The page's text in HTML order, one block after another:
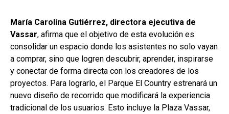
María Carolina Gutiérrez, directora ejecutiva de
Vassar, afirma que el objetivo de esta evolución es
consolidar un espacio donde los asistentes no solo vayan
a comprar, sino que logren descubrir, aprender, inspirarse
y conectar de forma directa con los creadores de los
proyectos. Para lograrlo, el Parque El Country estrenará un
nuevo diseño de recorrido que modificará la experiencia
tradicional de los usuarios. Esto incluye la Plaza Vassar,